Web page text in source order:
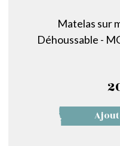
Matelas sur
Déhoussable -